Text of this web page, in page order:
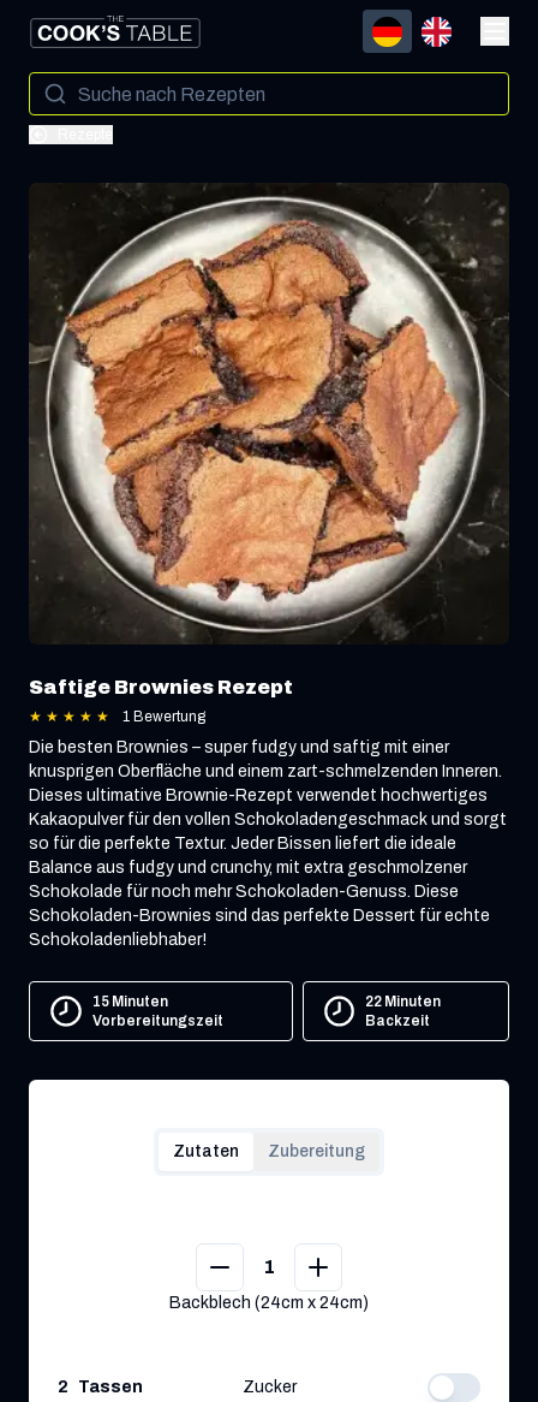
Saftige Brownies Rezept
★ ★ ★ ★ ★ 1 Bewertung
Die besten Brownies – super fudgy und saftig mit einer
knusprigen Oberfläche und einem zart-schmelzenden Inneren.
Dieses ultimative Brownie-Rezept verwendet hochwertiges
Kakaopulver für den vollen Schokoladengeschmack und sorgt
so für die perfekte Textur. Jeder Bissen liefert die ideale
Balance aus fudgy und crunchy, mit extra geschmolzener
Schokolade für noch mehr Schokoladen-Genuss. Diese
Schokoladen-Brownies sind das perfekte Dessert für echte
Schokoladenliebhaber!
15 Minuten
Vorbereitungszeit
22 Minuten
Backzeit
Zutaten Zubereitung
1
Backblech (24cm x 24cm)
2 Tassen Zucker